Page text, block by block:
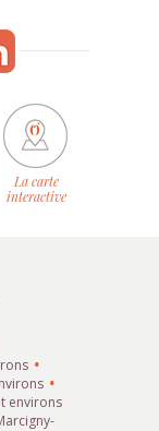
La carte
interactive
environs